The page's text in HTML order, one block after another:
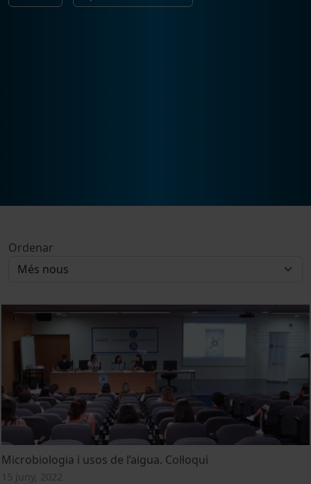
Ordenar
Microbiologia i usos de l’aigua. Col·loqui
15 juny, 2022